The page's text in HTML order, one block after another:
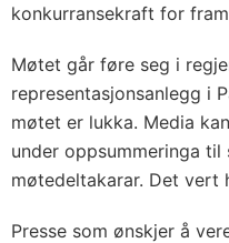
konkurransekraft for
Møtet går føre seg i
representasjonsanlegg i
møtet er lukka. Media
under oppsummeringa
møtedeltakarar. Det vert
Presse som ønskjer å